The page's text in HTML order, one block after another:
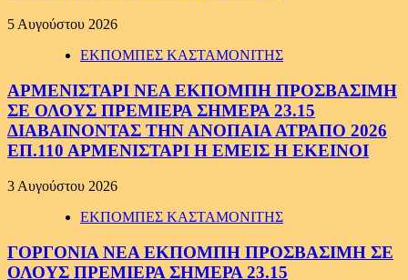
5 Αυγούστου 2026
ΕΚΠΟΜΠΕΣ ΚΑΣΤΑΜΟΝΙΤΗΣ
ΑΡΜΕΝΙΣΤΑΡΙ ΝΕΑ ΕΚΠΟΜΠΗ ΠΡΟΣΒΑΣΙΜΗ
ΣΕ ΟΛΟΥΣ ΠΡΕΜΙΕΡΑ ΣΗΜΕΡΑ 23.15
ΔΙΑΒΑΙΝΟΝΤΑΣ ΤΗΝ ΑΝΟΠΑΙΑ ΑΤΡΑΠΟ 2026
ΕΠ.110 ΑΡΜΕΝΙΣΤΑΡΙ Η ΕΜΕΙΣ Η ΕΚΕΙΝΟΙ
3 Αυγούστου 2026
ΕΚΠΟΜΠΕΣ ΚΑΣΤΑΜΟΝΙΤΗΣ
ΓΟΡΓΟΝΙΑ ΝΕΑ ΕΚΠΟΜΠΗ ΠΡΟΣΒΑΣΙΜΗ ΣΕ
ΟΛΟΥΣ ΠΡΕΜΙΕΡΑ ΣΗΜΕΡΑ 23.15